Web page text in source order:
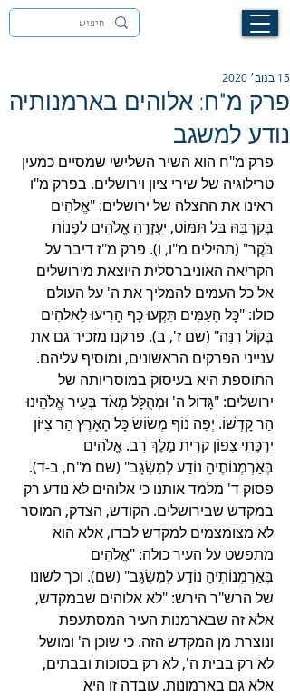
פרק מ"ח: אלוהים בארמנותיה
נודע למשגב
15 בנוב׳ 2020
פרק מ"ח הוא השיר השלישי שמסיים כמעין
טרילוגיה של שירי ציון וירושלים. בפרק מ"ו
ראינו את ההצלה של ירושלים: "אֱלֹהִים
בְּקִרְבָּהּ בַּל תִּמּוֹט, יַעְזְרֶהָ אֱלֹהִים לִפְנוֹת
בֹּקֶר" (תהילים מ"ו, ו). פרק מ"ז דיבר על
הקריאה האוניברסלית היוצאת מירושלים
אל כל העמים להמליך את ה' על העולם
כולו: "כָּל הָעַמִּים תִּקְעוּ כָף הָרִיעוּ לֵאלֹהִים
בְּקוֹל רִנָּה" (שם ז', ב). פרקנו מזכיר גם את
ענייני הפרקים הראשונים, ומוסיף עליהם.
התוספת היא בעיסוק במוסריותה של
ירושלים: "גָּדוֹל ה' וּמְהֻלָּל מְאֹד בְּעִיר אֱלֹהֵינוּ
הַר קָדְשׁוֹ. יְפֵה נוֹף מְשׂוֹשׂ כָּל הָאָרֶץ הַר צִיּוֹן
יַרְכְּתֵי צָפוֹן קִרְיַת מֶלֶךְ רָב. אֱלֹהִים
בְּאַרְמְנוֹתֶיהָ נוֹדַע לְמִשְׂגָּב" (שם מ"ח, ב-ד).
פסוק ד' מלמד אותנו כי אלוהים לא נודע רק
במקדש שבירושלים. הקודש, הצדק, המוסר
לא מצומצמים למקדש לבדו, אלא הוא
מתפשט על העיר כולה: "אֱלֹהִים
בְּאַרְמְנוֹתֶיהָ נוֹדַע לְמִשְׂגָּב" (שם). וכך לשונו
של הרש"ר הירש: "לא אלוהים שבמקדש,
אלא זה שבארמנות העיר המסתעפת
ונוצרת מן המקדש הזה. כי שוכן ה' ומושל
לא רק בבית ה', לא רק בסוכות ובבתים,
אלא גם בארמונות. עובדה זו היא